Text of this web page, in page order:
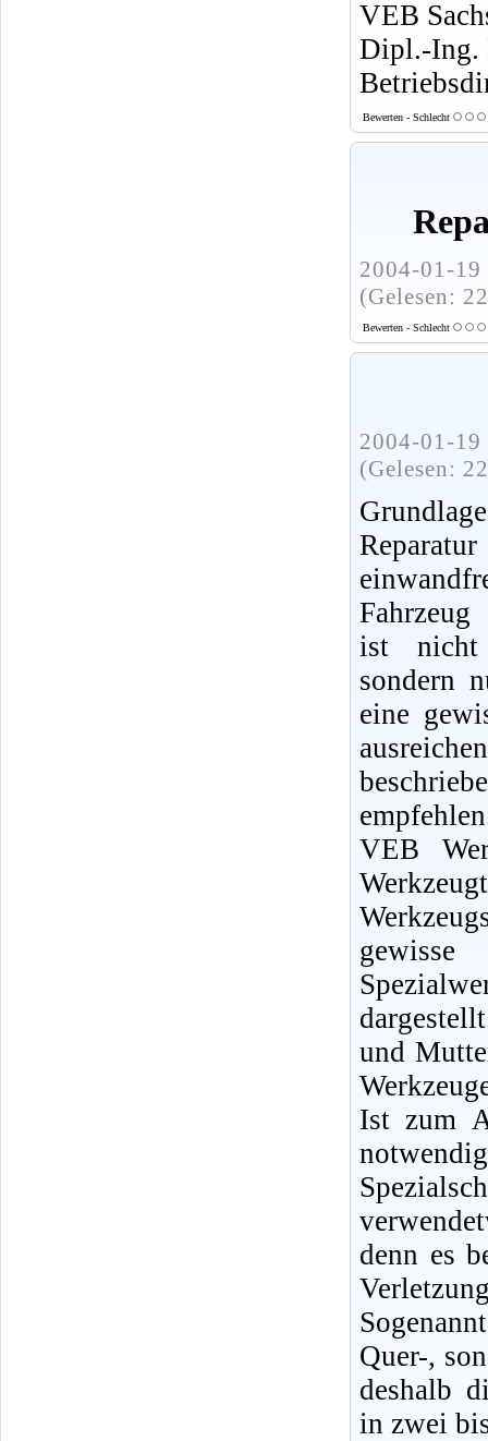
VEB
Dipl.-Ing.
Bewerten - Schlecht
2004-01-
(Gelesen:
Bewerten - Schlecht
2004-01-
(Gelesen:
ist nicht
sondern
eine
VEB
gewisse
und
Ist zum
denn es
Quer-,
deshalb
in zwei